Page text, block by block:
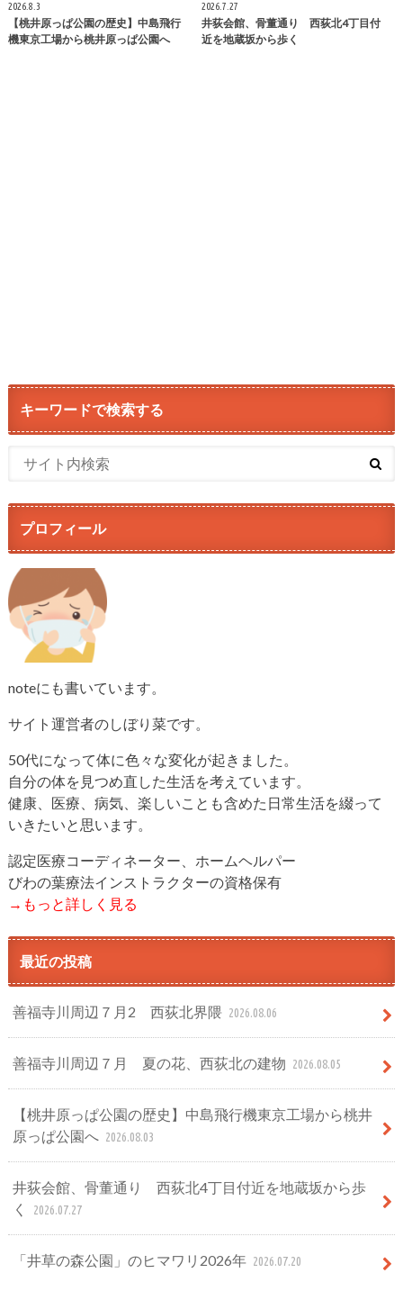
2026.8.3
【桃井原っぱ公園の歴史】中島飛行
機東京工場から桃井原っぱ公園へ
2026.7.27
井荻会館、骨董通り 西荻北4丁目付
近を地蔵坂から歩く
キーワードで検索する
プロフィール
noteにも書いています。
サイト運営者のしぼり菜です。
50代になって体に色々な変化が起きました。
自分の体を見つめ直した生活を考えています。
健康、医療、病気、楽しいことも含めた日常生活を綴って
いきたいと思います。
認定医療コーディネーター、ホームヘルパー
びわの葉療法インストラクターの資格保有
→もっと詳しく見る
最近の投稿
善福寺川周辺７月2 西荻北界隈 2026.08.06
善福寺川周辺７月 夏の花、西荻北の建物 2026.08.05
【桃井原っぱ公園の歴史】中島飛行機東京工場から桃井
原っぱ公園へ 2026.08.03
井荻会館、骨董通り 西荻北4丁目付近を地蔵坂から歩
く
2026.07.27
「井草の森公園」のヒマワリ2026年 2026.07.20